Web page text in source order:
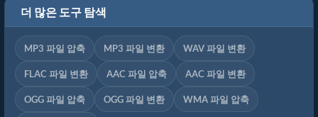
더 많은 도구 탐색
MP3 파일 압축 MP3 파일 변환 WAV 파일 변환
FLAC 파일 변환 AAC 파일 압축 AAC 파일 변환
OGG 파일 압축 OGG 파일 변환 WMA 파일 압축